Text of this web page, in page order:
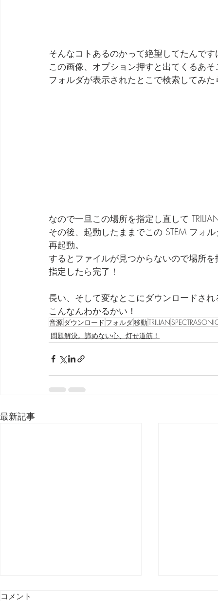
そんなコトあるのかって絶望してたんです
この画像、オプション押すと出てくるあそ
フォルダが表示されたとこで検索してみ
なので一旦この場所を指定し直して
その後、起動したままでこの STEM フォ
再起動。
するとファイルが見つからないので場所
指定したら完了！
長い、そして変なとこにダウンロードされ
こんなんわかるかい！
音源 ダウンロード フォルダ移動TRILIAN
問題解決。諦めない心、灯せ道筋！
最新記事
コメント